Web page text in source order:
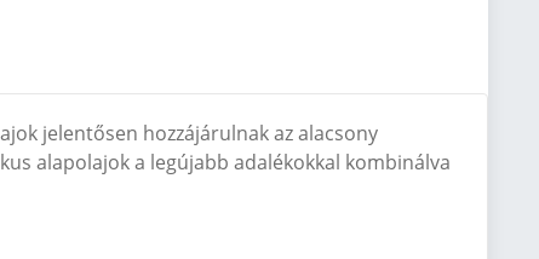
jelentősen hozzájárulnak az alacsony
alapolajok a legújabb adalékokkal kombinálva